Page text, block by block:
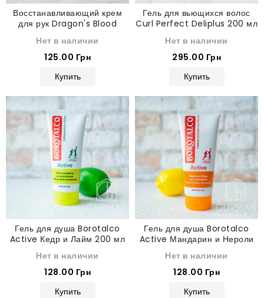
Восстанавливающий крем
для рук Dragon's Blood
Нет в наличии
125.00 Грн
Купить
Гель для вьющихся волос
Curl Perfect Deliplus 200 мл
Нет в наличии
295.00 Грн
Купить
Гель для душа Borotalco
Active Кедр и Лайм 200 мл
Нет в наличии
128.00 Грн
Купить
Гель для душа Borotalco
Active Мандарин и Нероли
Нет в наличии
128.00 Грн
Купить